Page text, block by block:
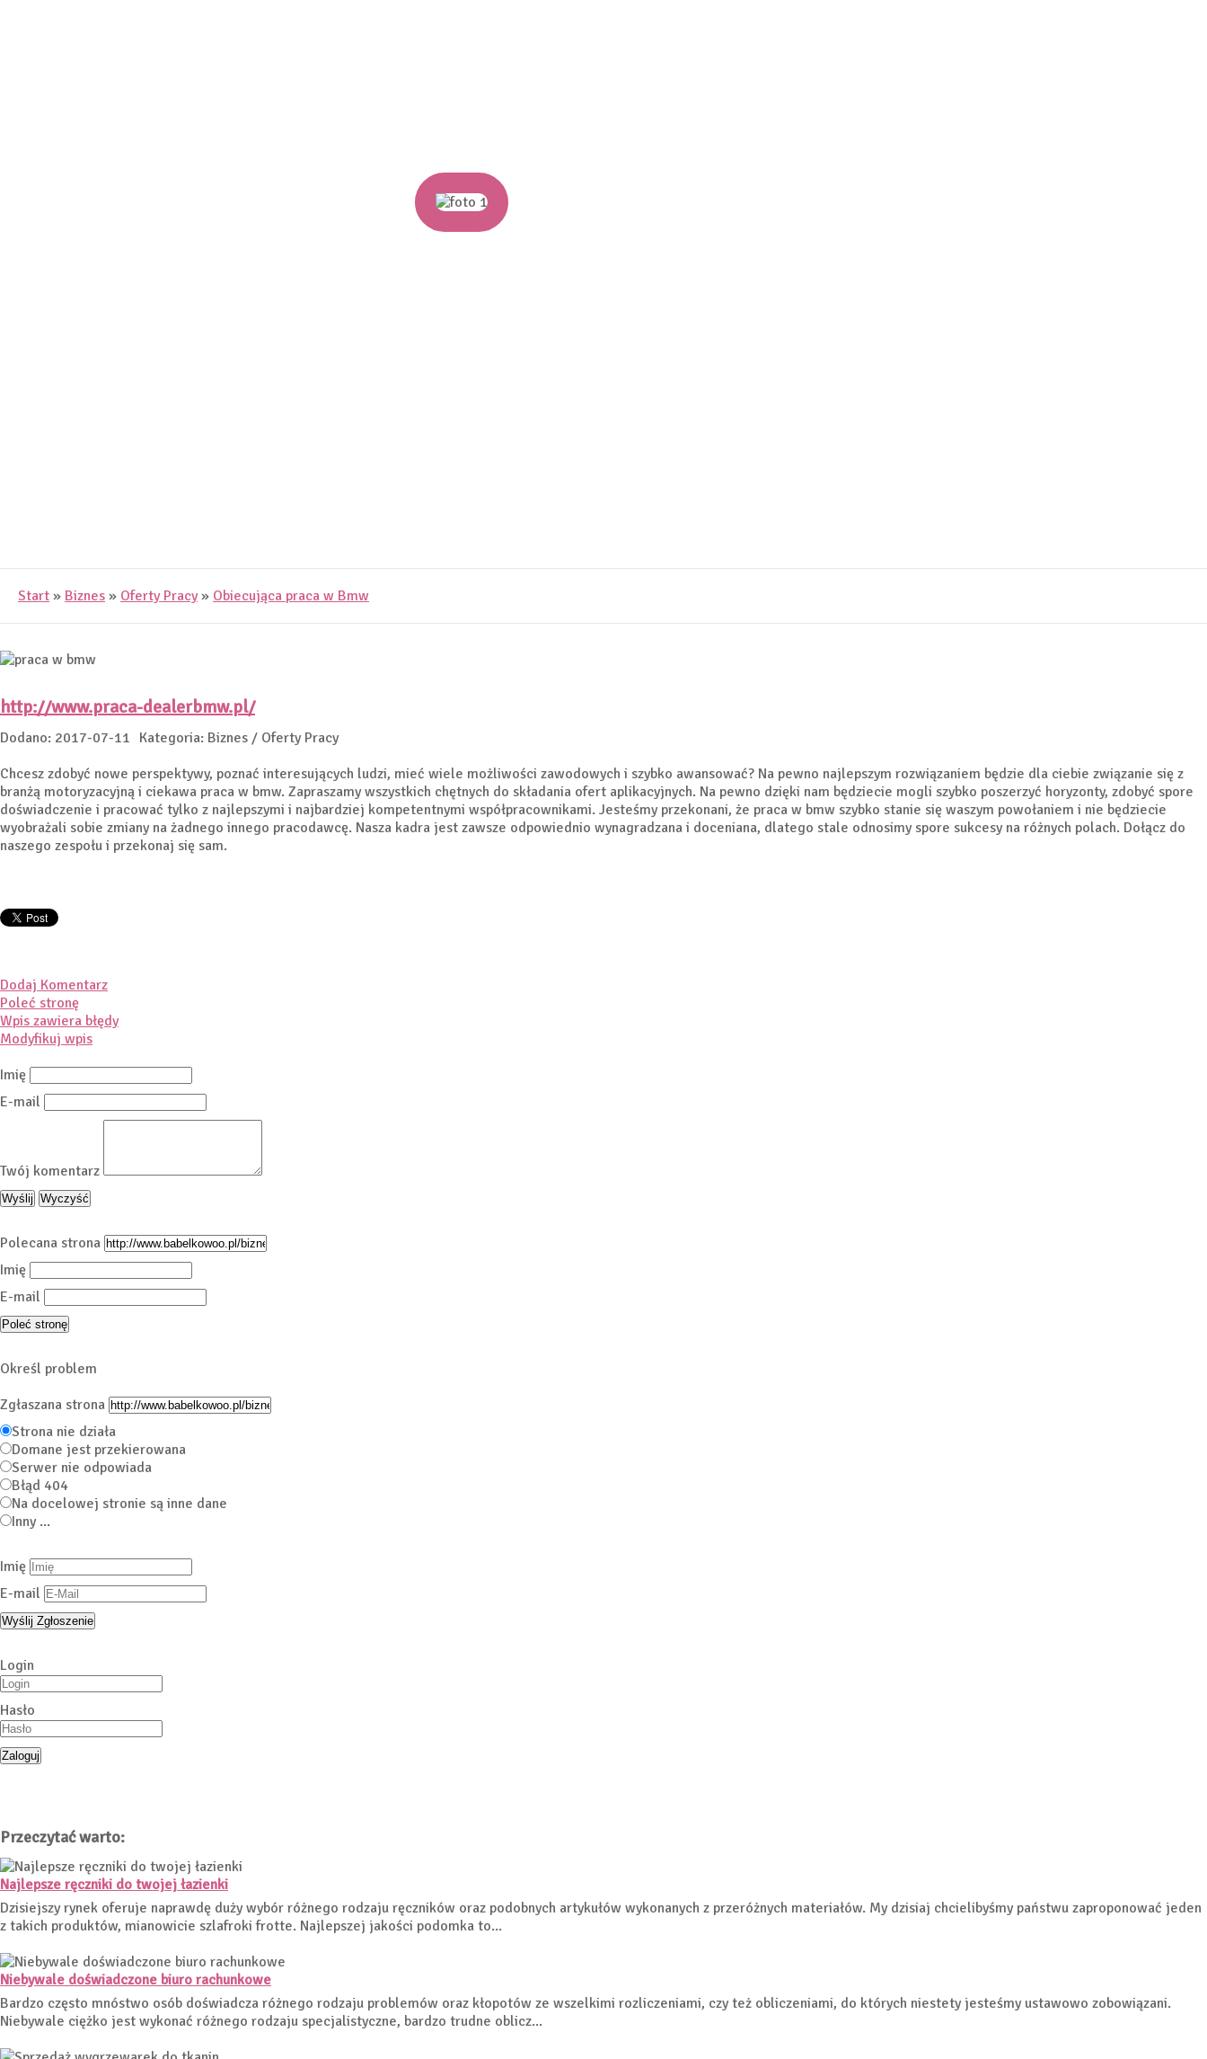
Start » Biznes » Oferty Pracy» Obiecująca praca w Bmw
http://www.praca-dealerbmw.pl/
Dodano: 2017-07-11 Kategoria: Biznes / Oferty Pracy
Chcesz zdobyć nowe perspektywy, poznać interesujących ludzi, mieć wiele możliwości zawodowych i szybko awansować? Na pewno najlepszym rozwiązaniem będzie dla ciebie związanie się z
branżą motoryzacyjną i ciekawa praca w bmw. Zapraszamy wszystkich chętnych do składania ofert aplikacyjnych. Na pewno dzięki nam będziecie mogli szybko poszerzyć horyzonty, zdobyć spore
doświadczenie i pracować tylko z najlepszymi i najbardziej kompetentnymi współpracownikami. Jesteśmy przekonani, że praca w bmw szybko stanie się waszym powołaniem i nie będziecie
wyobrażali sobie zmiany na żadnego innego pracodawcę. Nasza kadra jest zawsze odpowiednio wynagradzana i doceniana, dlatego stale odnosimy spore sukcesy na różnych polach. Dołącz do
naszego zespołu i przekonaj się sam.
Dodaj Komentarz
Poleć stronę
Wpis zawiera błędy
Modyfikuj wpis
Imię
E-mail
Twój komentarz
Polecana strona
Imię
E-mail
Określ problem
Zgłaszana strona
Strona nie działa
Domane jest przekierowana
Serwer nie odpowiada
Błąd 404
Na docelowej stronie są inne dane
Inny ...
Imię
E-mail
Login
Hasło
Przeczytać warto:
Najlepsze ręczniki do twojej łazienki
Dzisiejszy rynek oferuje naprawdę duży wybór różnego rodzaju ręczników oraz podobnych artykułów wykonanych z przeróżnych materiałów. My dzisiaj chcielibyśmy państwu zaproponować jeden
z takich produktów, mianowicie szlafroki frotte. Najlepszej jakości podomka to...
Niebywale doświadczone biuro rachunkowe
Bardzo często mnóstwo osób doświadcza różnego rodzaju problemów oraz kłopotów ze wszelkimi rozliczeniami, czy też obliczeniami, do których niestety jesteśmy ustawowo zobowiązani.
Niebywale ciężko jest wykonać różnego rodzaju specjalistyczne, bardzo trudne oblicz...